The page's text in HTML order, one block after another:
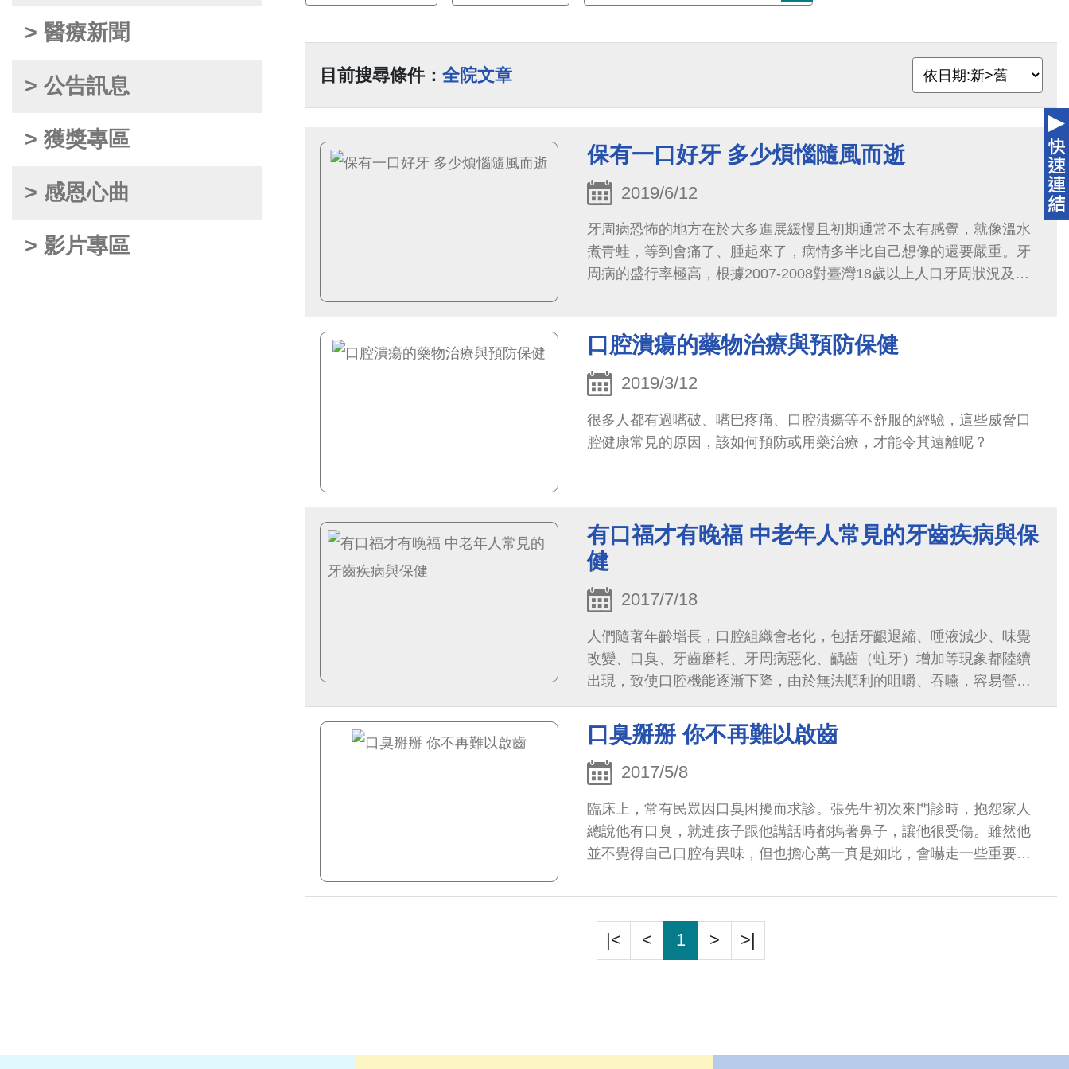
> 醫療新聞
> 公告訊息
> 獲獎專區
> 感恩心曲
> 影片專區
目前搜尋條件： 全院文章
保有一口好牙 多少煩惱隨風而逝
2019/6/12
牙周病恐怖的地方在於大多進展緩慢且初期通常不太有感覺，就像溫水
煮青蛙，等到會痛了、腫起來了，病情多半比自己想像的還要嚴重。牙
周病的盛行率極高，根據2007-2008對臺灣18歲以上人口牙周狀況及保
口腔潰瘍的藥物治療與預防保健
2019/3/12
很多人都有過嘴破、嘴巴疼痛、口腔潰瘍等不舒服的經驗，這些威脅口
腔健康常見的原因，該如何預防或用藥治療，才能令其遠離呢？
有口福才有晚福 中老年人常見的牙齒疾病與保
健
2017/7/18
人們隨著年齡增長，口腔組織會老化，包括牙齦退縮、唾液減少、味覺
改變、口臭、牙齒磨耗、牙周病惡化、齲齒（蛀牙）增加等現象都陸續
出現，致使口腔機能逐漸下降，由於無法順利的咀嚼、吞嚥，容易營養
口臭掰掰 你不再難以啟齒
2017/5/8
臨床上，常有民眾因口臭困擾而求診。張先生初次來門診時，抱怨家人
總說他有口臭，就連孩子跟他講話時都摀著鼻子，讓他很受傷。雖然他
並不覺得自己口腔有異味，但也擔心萬一真是如此，會嚇走一些重要客
|< < 1 > >|